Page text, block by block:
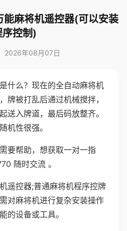
麻将机遥控器(可以安装
序控制)
2026年08月07日
什么？现在的全自动麻将机
牌被打乱后通过机械搅拌，
送入牌道，最后码放整齐。
机性很强。
要帮助，想获取一对一指
随时交流 。
遥控器;普通麻将机程序控牌
对麻将机进行复杂安装操作
的设备或工具。